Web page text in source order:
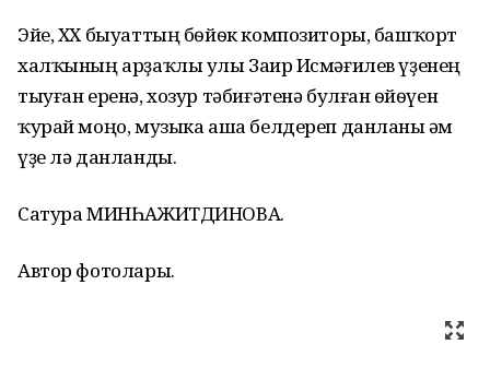
Эйе, ХХ быуаттың бѳйѳк композиторы, башҡорт
халҡының арҙаҡлы улы Заһир Исмәғилев үҙенең
тыуған еренә, хозур тәбиғәтенә булған һѳйѳүен
ҡурай моңо, музыка аша белдереп данланы һәм
үҙе лә данланды.
Сатура МИНҺАЖИТДИНОВА.
Автор фотолары.